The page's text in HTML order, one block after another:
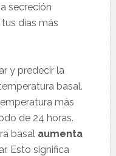
secreción
días más
y predecir la
basal.
más
de 24 horas.
basal aumenta
Esto significa